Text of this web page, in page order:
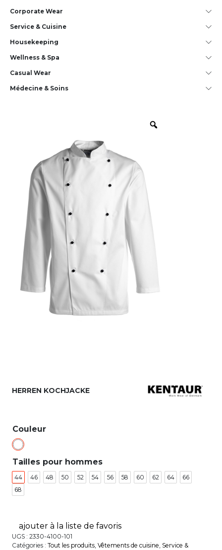
Corporate Wear
Service & Cuisine
House­keeping
Wellness & Spa
Casual Wear
Médecine & Soins
HERREN KOCHJACKE
Couleur
Tailles pour hommes
44 46 48 50 52 54 56 58 60 62 64
66
68
ajouter à la liste de favoris
UGS : 2330-4100-101
Catégories : Tout les produits, Vêtements de cuisine, Service &